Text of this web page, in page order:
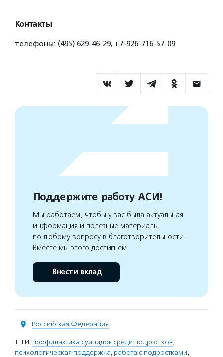
Контакты
телефоны: (495) 629-46-29, +7-926-716-57-09
Поддержите работу АСИ!
Мы работаем, чтобы у вас была актуальная
информация и полезные материалы
по любому вопросу в благотворительности.
Вместе мы этого достигнем
Внести вклад
Российская Федерация
ТЕГИ: профилактика суицидов среди подростков,
психологическая поддержка, работа с подростками,